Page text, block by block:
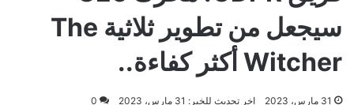
سيجعل من تطوير ثلاثية The
Witcher أكثر كفاءة..
31 مارس، 2023 اخر تحديث للخبر: 31 مارس، 2023 0